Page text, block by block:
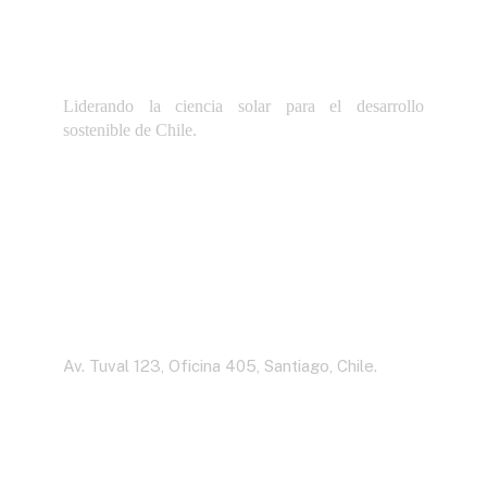
Liderando la ciencia solar para el desarrollo
sostenible de Chile.
Av. Tuval 123, Oficina 405, Santiago, Chile.